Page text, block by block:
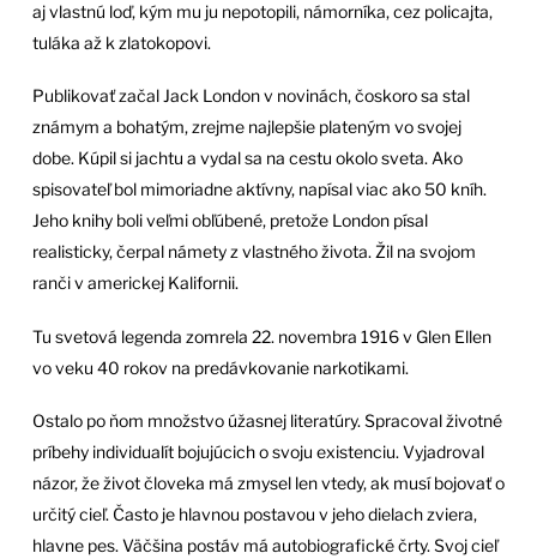
aj vlastnú loď, kým mu ju nepotopili, námorníka, cez policajta,
tuláka až k zlatokopovi.
Publikovať začal Jack London v novinách, čoskoro sa stal
známym a bohatým, zrejme najlepšie plateným vo svojej
dobe. Kúpil si jachtu a vydal sa na cestu okolo sveta. Ako
spisovateľ bol mimoriadne aktívny, napísal viac ako 50 kníh.
Jeho knihy boli veľmi obľúbené, pretože London písal
realisticky, čerpal námety z vlastného života. Žil na svojom
ranči v americkej Kalifornii.
Tu svetová legenda zomrela 22. novembra 1916 v Glen Ellen
vo veku 40 rokov na predávkovanie narkotikami.
Ostalo po ňom množstvo úžasnej literatúry. Spracoval životné
príbehy individualít bojujúcich o svoju existenciu. Vyjadroval
názor, že život človeka má zmysel len vtedy, ak musí bojovať o
určitý cieľ. Často je hlavnou postavou v jeho dielach zviera,
hlavne pes. Väčšina postáv má autobiografické črty. Svoj cieľ